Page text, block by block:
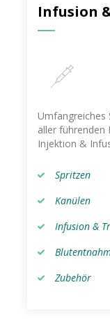
Infusion
aller führenden
Injektion &
Spritzen
Kanülen
Infusion &
Zubehör